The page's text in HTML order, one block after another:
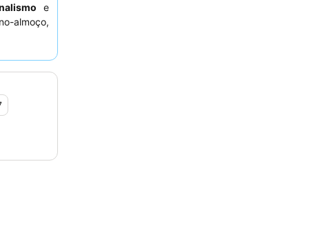
e
almoço,
andares